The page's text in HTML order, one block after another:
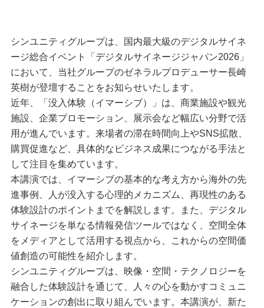
シンユニティグループは、国内最大級のデジタルサイネ
ージ総合イベント「デジタルサイネージジャパン2026」
において、当社グループのゼネラルプロデューサー長崎
英樹が登壇することをお知らせいたします。
近年、「没入体験（イマーシブ）」は、商業施設や観光
施設、企業プロモーション、展示会など幅広い分野で活
用が進んでいます。来場者の滞在時間向上やSNS拡散、
購買促進など、具体的なビジネス成果につながる手法と
して注目を集めています。
本講演では、イマーシブの基本的な考え方から海外の先
進事例、人が没入する心理的メカニズム、再現性のある
体験設計のポイントまでを解説します。また、デジタル
サイネージを単なる情報発信ツールではなく、空間全体
をメディアとして活用する視点から、これからの空間価
値創造の可能性を紹介します。
シンユニティグループは、映像・空間・テクノロジーを
融合した体験設計を通じて、人々の心を動かすコミュニ
ケーションの創出に取り組んでいます。本講演が、新た